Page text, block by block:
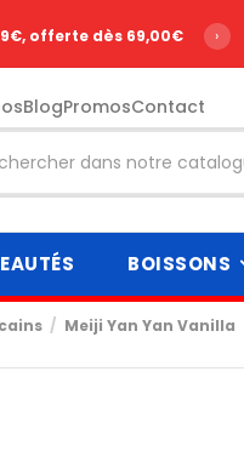
offerte dès 69,00€ ›
BlogPromosContact
BOISSONS
Meiji Yan Yan Vanilla